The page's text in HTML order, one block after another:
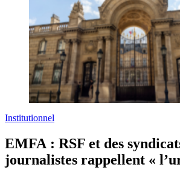
Institutionnel
EMFA : RSF et des
journalistes rappellent «